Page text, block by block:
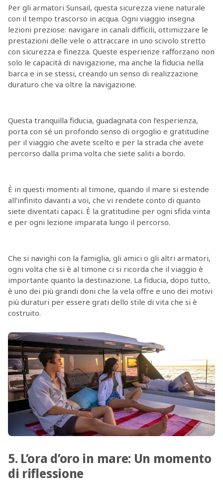
Per gli armatori Sunsail, questa sicurezza viene naturale
con il tempo trascorso in acqua. Ogni viaggio insegna
lezioni preziose: navigare in canali difficili, ottimizzare le
prestazioni delle vele o attraccare in uno scivolo stretto
con sicurezza e finezza. Queste esperienze rafforzano non
solo le capacità di navigazione, ma anche la fiducia nella
barca e in se stessi, creando un senso di realizzazione
duraturo che va oltre la navigazione.
Questa tranquilla fiducia, guadagnata con l’esperienza,
porta con sé un profondo senso di orgoglio e gratitudine
per il viaggio che avete scelto e per la strada che avete
percorso dalla prima volta che siete saliti a bordo.
È in questi momenti al timone, quando il mare si estende
all’infinito davanti a voi, che vi rendete conto di quanto
siete diventati capaci. È la gratitudine per ogni sfida vinta
e per ogni lezione imparata lungo il percorso.
Che si navighi con la famiglia, gli amici o gli altri armatori,
ogni volta che si è al timone ci si ricorda che il viaggio è
importante quanto la destinazione. La fiducia, dopo tutto,
è uno dei più grandi doni che la vela offre e uno dei motivi
più duraturi per essere grati dello stile di vita che si è
costruito.
5. L’ora d’oro in mare: Un momento
di riflessione